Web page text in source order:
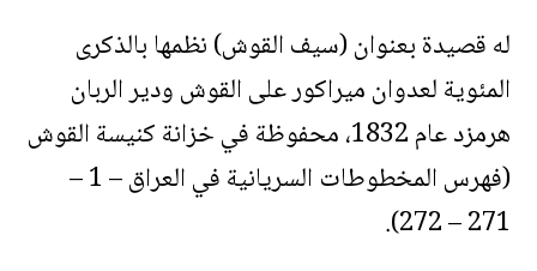
له قصيدة بعنوان (سيف القوش) نظمها بالذكرى
المئوية لعدوان ميراكور على القوش ودير الربان
هرمزد عام 1832، محفوظة في خزانة كنيسة القوش
(فهرس المخطوطات السريانية في العراق – 1 –
271 – 272).